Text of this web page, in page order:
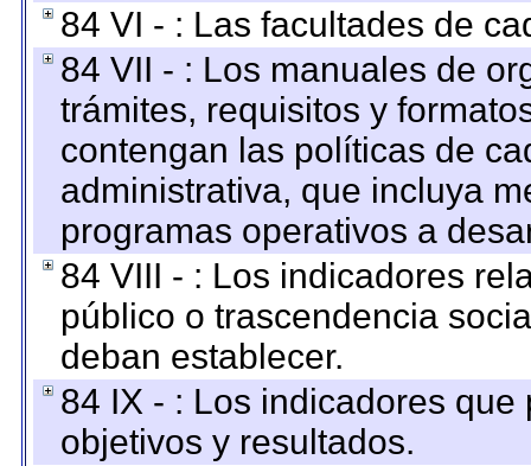
84 VI - : Las facultades de
84 VII - : Los manuales de
trámites, requisitos y
contengan las políticas de
administrativa, que incluya
programas operativos a
84 VIII - : Los indicadores
público o trascendencia
deban establecer.
84 IX - : Los indicadores
objetivos y resultados.